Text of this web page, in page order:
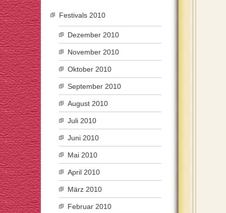
Festivals 2010
Dezember 2010
November 2010
Oktober 2010
September 2010
August 2010
Juli 2010
Juni 2010
Mai 2010
April 2010
März 2010
Februar 2010